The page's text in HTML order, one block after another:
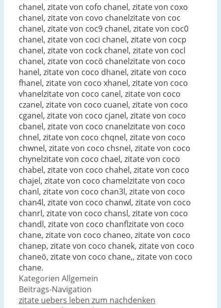
chanel, zitate von cofo chanel, zitate von coxo
chanel, zitate von covo chanelzitate von coc
chanel, zitate von coc9 chanel, zitate von coc0
chanel, zitate von coci chanel, zitate von cocp
chanel, zitate von cock chanel, zitate von cocl
chanel, zitate von cocö chanelzitate von coco
hanel, zitate von coco dhanel, zitate von coco
fhanel, zitate von coco xhanel, zitate von coco
vhanelzitate von coco canel, zitate von coco
czanel, zitate von coco cuanel, zitate von coco
cganel, zitate von coco cjanel, zitate von coco
cbanel, zitate von coco cnanelzitate von coco
chnel, zitate von coco chqnel, zitate von coco
chwnel, zitate von coco chsnel, zitate von coco
chynelzitate von coco chael, zitate von coco
chabel, zitate von coco chahel, zitate von coco
chajel, zitate von coco chamelzitate von coco
chanl, zitate von coco chan3l, zitate von coco
chan4l, zitate von coco chanwl, zitate von coco
chanrl, zitate von coco chansl, zitate von coco
chandl, zitate von coco chanflzitate von coco
chane, zitate von coco chaneo, zitate von coco
chanep, zitate von coco chanek, zitate von coco
chaneö, zitate von coco chane,, zitate von coco
chane.
Kategorien Allgemein
Beitrags-Navigation
zitate uebers leben zum nachdenken